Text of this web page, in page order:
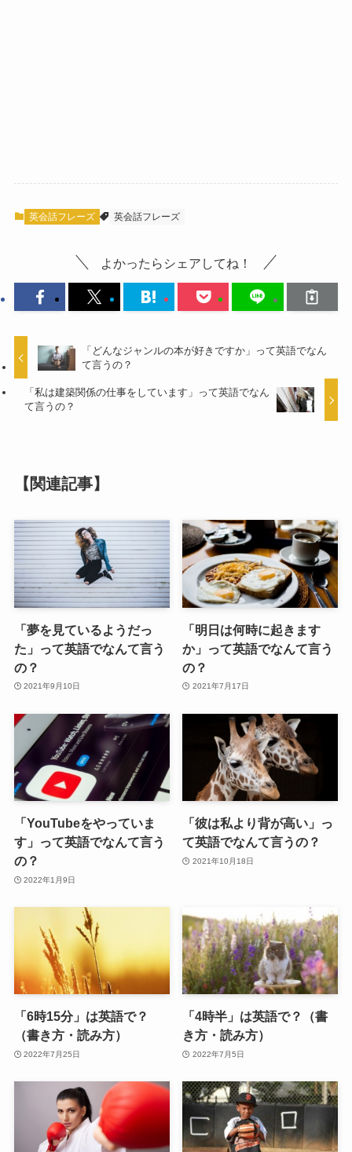
英会話フレーズ 英会話フレーズ
よかったらシェアしてね！
「どんなジャンルの本が好きですか」って英語でなん
て言うの？
「私は建築関係の仕事をしています」って英語でなん
て言うの？
【関連記事】
「夢を見ているようだっ
た」って英語でなんて言う
の？
2021年9月10日
「明日は何時に起きます
か」って英語でなんて言う
の？
2021年7月17日
「YouTubeをやっていま
す」って英語でなんて言う
の？
2022年1月9日
「彼は私より背が高い」っ
て英語でなんて言うの？
2021年10月18日
「6時15分」は英語で？
（書き方・読み方）
2022年7月25日
「4時半」は英語で？（書
き方・読み方）
2022年7月5日